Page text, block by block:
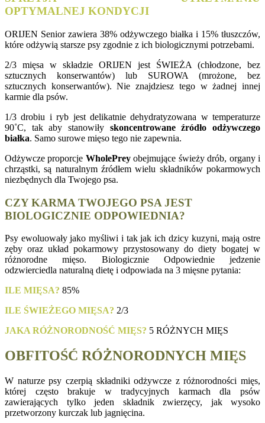
OPTYMALNEJ KONDYCJI
ORIJEN Senior zawiera 38% odżywczego białka i 15% tłuszczów,
które odżywią starsze psy zgodnie z ich biologicznymi potrzebami.
2/3 mięsa w składzie ORIJEN jest ŚWIEŻA (chłodzone, bez
sztucznych konserwantów) lub SUROWA (mrożone, bez
sztucznych konserwantów). Nie znajdziesz tego w żadnej innej
karmie dla psów.
1/3 drobiu i ryb jest delikatnie dehydratyzowana w temperaturze
90˚C, tak aby stanowiły skoncentrowane źródło odżywczego
białka. Samo surowe mięso tego nie zapewnia.
Odżywcze proporcje WholePreyobejmujące świeży drób, organy i
chrząstki, są naturalnym źródłem wielu składników pokarmowych
niezbędnych dla Twojego psa.
CZY KARMA TWOJEGO PSA JEST
BIOLOGICZNIE ODPOWIEDNIA?
Psy ewoluowały jako myśliwi i tak jak ich dzicy kuzyni, mają ostre
zęby oraz układ pokarmowy przystosowany do diety bogatej w
różnorodne mięso. Biologicznie Odpowiednie jedzenie
odzwierciedla naturalną dietę i odpowiada na 3 mięsne pytania:
ILE MIĘSA? 85%
ILE ŚWIEŻEGO MIĘSA? 2/3
JAKA RÓŻNORODNOŚĆ MIĘS? 5 RÓŻNYCH MIĘS
OBFITOŚĆ RÓŻNORODNYCH MIĘS
W naturze psy czerpią składniki odżywcze z różnorodności mięs,
której często brakuje w tradycyjnych karmach dla psów
zawierających tylko jeden składnik zwierzęcy, jak wysoko
przetworzony kurczak lub jagnięcina.